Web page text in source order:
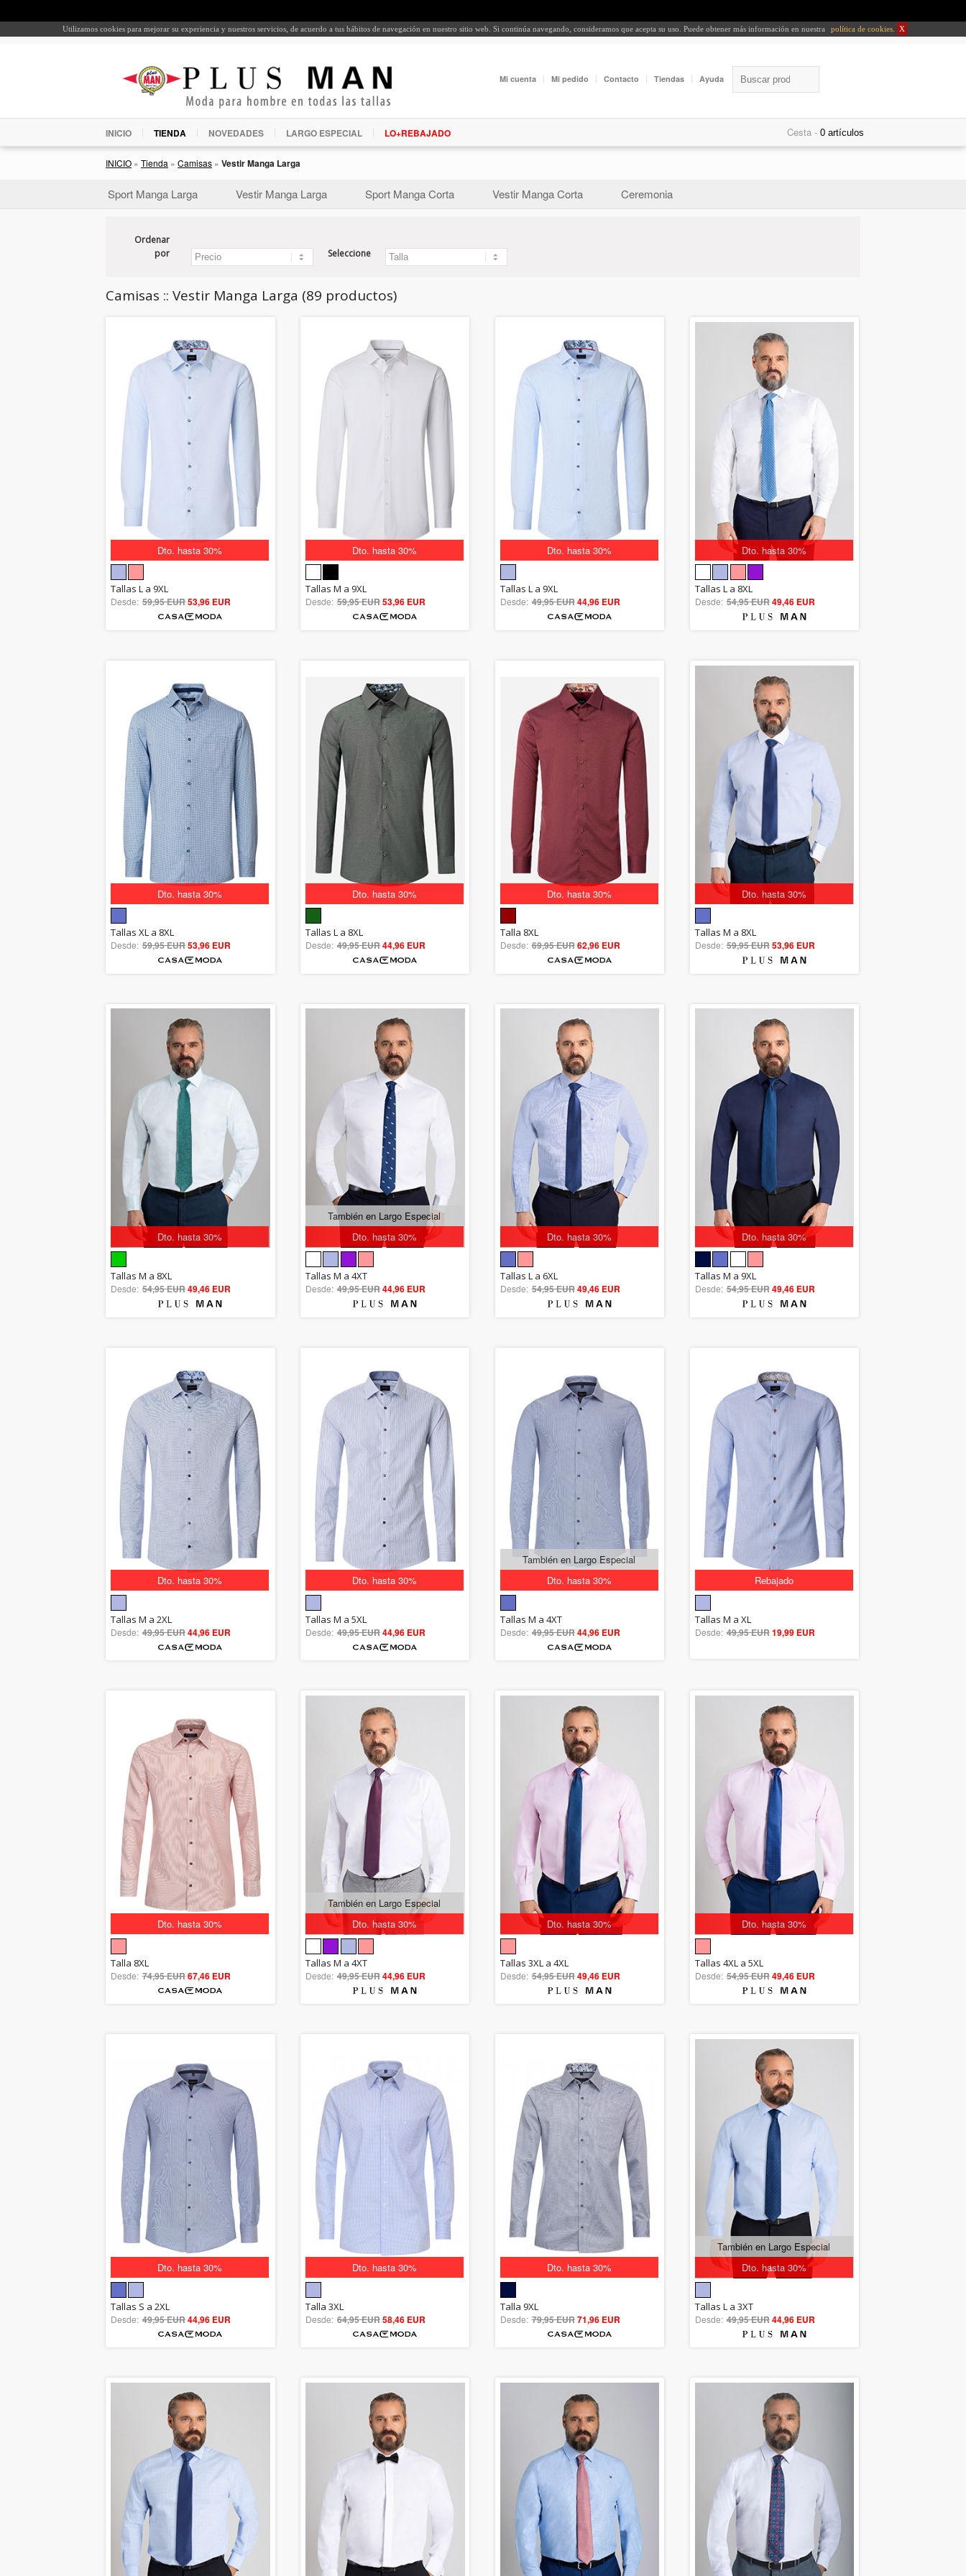
Utilizamos cookies para mejorar su experiencia y nuestros servicios, de acuerdo a tus hábitos de navegación en nuestro sitio web. Si continúa navegando, consideramos que acepta su uso. Puede obtener más información en nuestra política de cookies X
Mi cuenta Mi pedido Contacto Tiendas Ayuda
INICIO TIENDA NOVEDADES LARGO ESPECIAL LO+REBAJADO Cesta -
INICIO » Tienda » Camisas » Vestir Manga Larga
Sport Manga Larga Vestir Manga Larga Sport Manga Corta Vestir Manga Corta Ceremonia
Ordenar
por
Seleccione
Camisas :: Vestir Manga Larga (89 productos)
Dto. hasta 30%
5.00
out of 5
Tallas L a 9XL
Desde: 59,95 EUR53,96 EUR
Dto. hasta 30%
5.00
out of 5
Tallas M a 9XL
Desde: 59,95 EUR53,96 EUR
Dto. hasta 30%
5.00
out of 5
Tallas L a 9XL
Desde: 49,95 EUR44,96 EUR
Dto. hasta 30%
5.00
out of 5
Tallas L a 8XL
Desde: 54,95 EUR49,46 EUR
Dto. hasta 30%
5.00
out of 5
Tallas XL a 8XL
Desde: 59,95 EUR53,96 EUR
Dto. hasta 30%
5.00
out of 5
Tallas L a 8XL
Desde: 49,95 EUR44,96 EUR
Dto. hasta 30%
out of 5
Talla 8XL
Desde: 69,95 EUR62,96 EUR
Dto. hasta 30%
5.00
out of 5
Tallas M a 8XL
Desde: 59,95 EUR53,96 EUR
Dto. hasta 30%
5.00
out of 5
Tallas M a 8XL
Desde: 54,95 EUR49,46 EUR
Dto. hasta 30%
También en Largo Especial
5.00
out of 5
Tallas M a 4XT
Desde: 49,95 EUR44,96 EUR
Dto. hasta 30%
5.00
out of 5
Tallas L a 6XL
Desde: 54,95 EUR49,46 EUR
Dto. hasta 30%
5.00
out of 5
Tallas M a 9XL
Desde: 54,95 EUR49,46 EUR
Dto. hasta 30%
5.00
out of 5
Tallas M a 2XL
Desde: 49,95 EUR44,96 EUR
Dto. hasta 30%
5.00
out of 5
Tallas M a 5XL
Desde: 49,95 EUR44,96 EUR
Dto. hasta 30%
También en Largo Especial
5.00
out of 5
Tallas M a 4XT
Desde: 49,95 EUR44,96 EUR
Rebajado
5.00
out of 5
Tallas M a XL
Desde: 49,95 EUR19,99 EUR
Dto. hasta 30%
out of 5
Talla 8XL
Desde: 74,95 EUR67,46 EUR
Dto. hasta 30%
También en Largo Especial
5.00
out of 5
Tallas M a 4XT
Desde: 49,95 EUR44,96 EUR
Dto. hasta 30%
5.00
out of 5
Tallas 3XL a 4XL
Desde: 54,95 EUR49,46 EUR
Dto. hasta 30%
5.00
out of 5
Tallas 4XL a 5XL
Desde: 54,95 EUR49,46 EUR
Dto. hasta 30%
5.00
out of 5
Tallas S a 2XL
Desde: 49,95 EUR44,96 EUR
Dto. hasta 30%
out of 5
Talla 3XL
Desde: 64,95 EUR58,46 EUR
Dto. hasta 30%
out of 5
Talla 9XL
Desde: 79,95 EUR71,96 EUR
Dto. hasta 30%
También en Largo Especial
5.00
out of 5
Tallas L a 3XT
Desde: 49,95 EUR44,96 EUR